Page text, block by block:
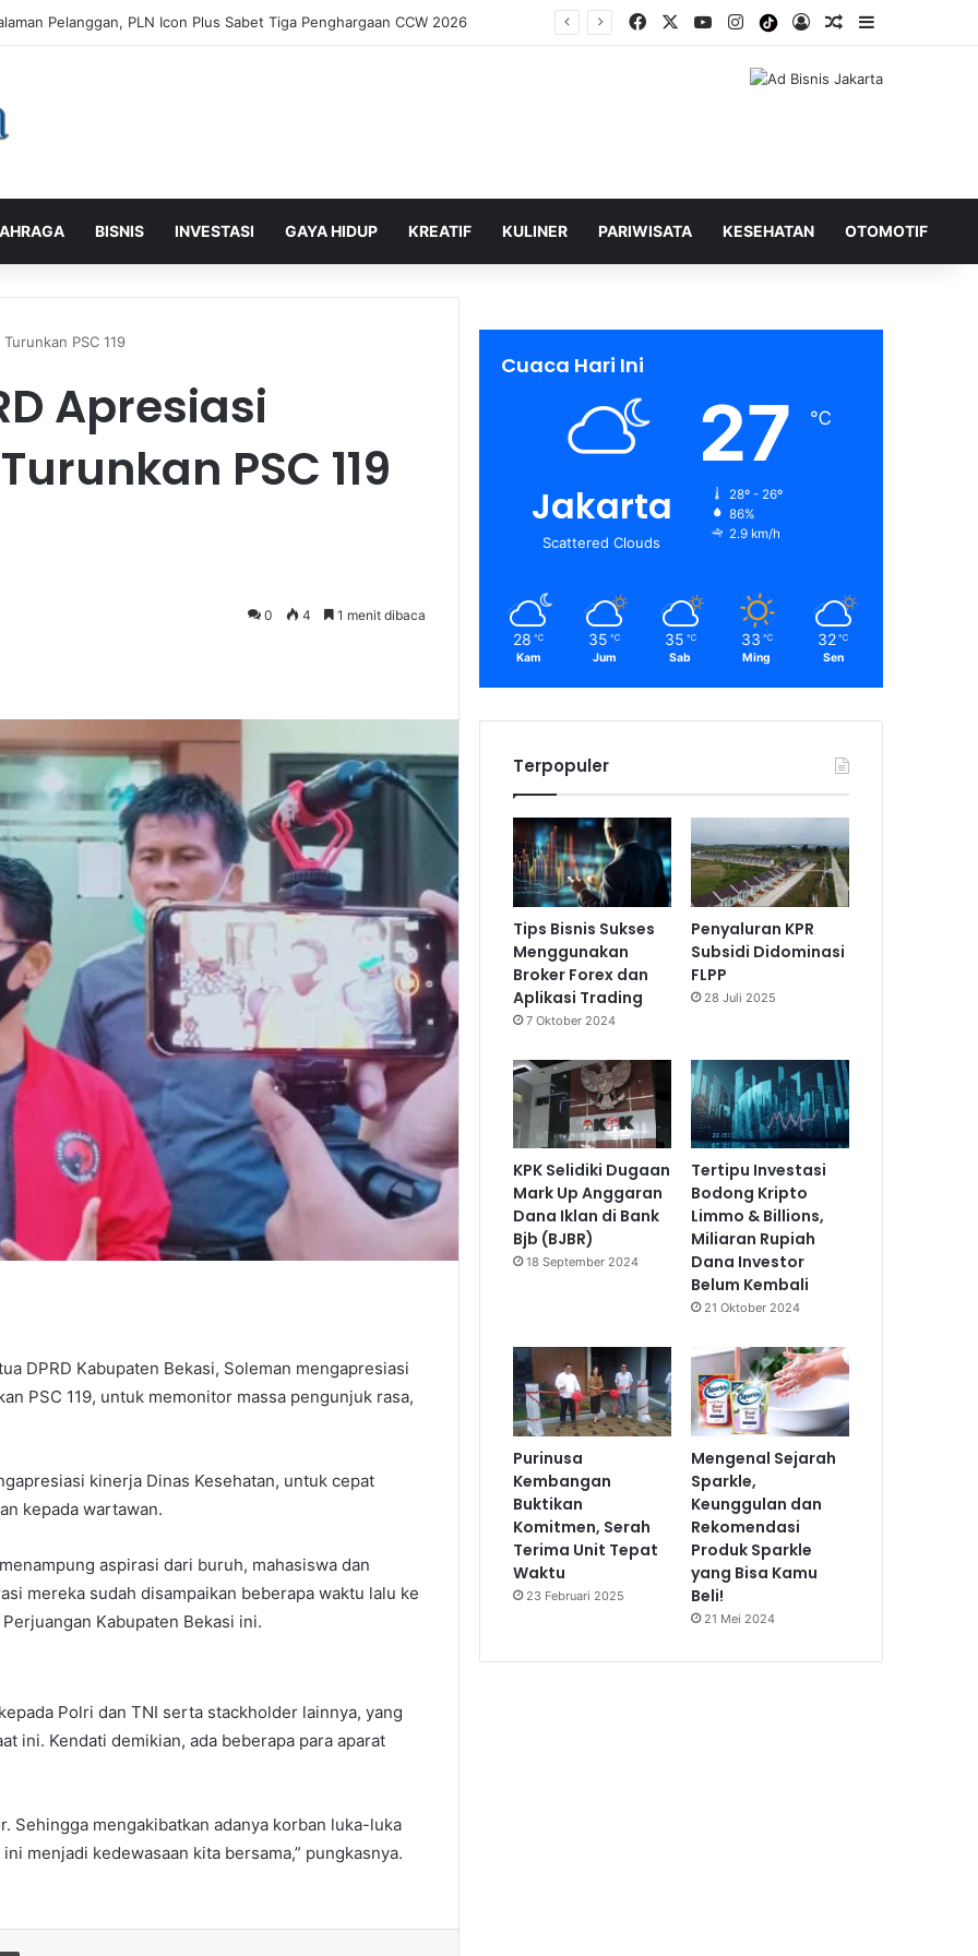
Laundry, Ketum ASLI Siapkan Pelaku Usaha Tembus Standar Dunia Facebook YouTubeInstagramTiktokLog InShuffle Berita
BISNIS INVESTASI GAYA HIDUP KREATIF KULINER PARIWISATA KESEHATAN OTOMOTIF
PSC 119
Apresiasi
PSC 119
0 4 1 menit dibaca
DPRD Kabupaten Bekasi, Soleman mengapresiasi
PSC 119, untuk memonitor massa pengunjuk rasa,
kinerja Dinas Kesehatan, untuk cepat
kepada wartawan.
aspirasi dari buruh, mahasiswa dan
mereka sudah disampaikan beberapa waktu lalu ke
Kabupaten Bekasi ini.
Polri dan TNI serta stackholder lainnya, yang
ini. Kendati demikian, ada beberapa para aparat
Sehingga mengakibatkan adanya korban luka-luka
menjadi kedewasaan kita bersama,” pungkasnya.
Cuaca Hari Ini
Jakarta
Scattered Clouds
27 ℃
28º - 26º
86%
2.9 km/h
28 ℃
Kam
35 ℃
Jum
35 ℃
Sab
33 ℃
Ming
32 ℃
Sen
Terpopuler
Tips Bisnis Sukses
Menggunakan
Broker Forex dan
Aplikasi Trading
7 Oktober 2024
Penyaluran KPR
Subsidi Didominasi
FLPP
28 Juli 2025
KPK Selidiki Dugaan
Mark Up Anggaran
Dana Iklan di Bank
Bjb (BJBR)
18 September 2024
Tertipu Investasi
Bodong Kripto
Limmo & Billions,
Miliaran Rupiah
Dana Investor
Belum Kembali
21 Oktober 2024
Purinusa
Kembangan
Buktikan
Komitmen, Serah
Terima Unit Tepat
Waktu
23 Februari 2025
Mengenal Sejarah
Sparkle,
Keunggulan dan
Rekomendasi
Produk Sparkle
yang Bisa Kamu
Beli!
21 Mei 2024